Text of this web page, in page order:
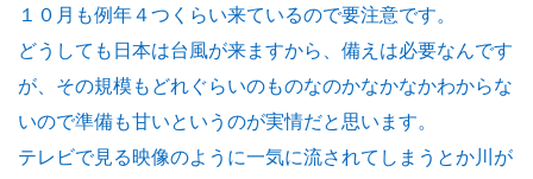
１０月も例年４つくらい来ているので要注意です。
どうしても日本は台風が来ますから、備えは必要なんです
が、その規模もどれぐらいのものなのかなかなかわからな
いので準備も甘いというのが実情だと思います。
テレビで見る映像のように一気に流されてしまうとか川が